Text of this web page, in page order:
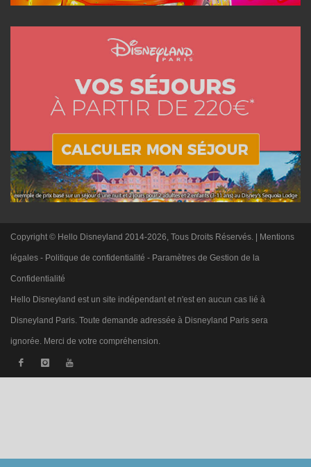
Copyright © Hello Disneyland 2014-2026, Tous Droits Réservés. | Mentions
légales - Politique de confidentialité - Paramètres de Gestion de la
Confidentialité
Hello Disneyland est un site indépendant et n'est en aucun cas lié à
Disneyland Paris. Toute demande adressée à Disneyland Paris sera
ignorée. Merci de votre compréhension.